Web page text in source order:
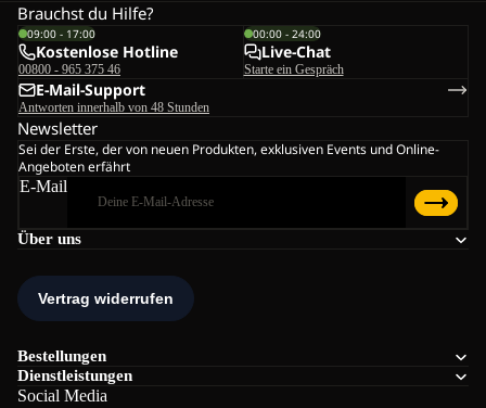
Über uns
Bestellungen
Dienstleistungen
Social Media
Brauchst du Hilfe?
09:00 - 17:00
Kostenlose Hotline
00800 - 965 375 46
00:00 - 24:00
Live-Chat
Starte ein Gespräch
E-Mail-Support
Antworten innerhalb von 48 Stunden
Newsletter
Sei der Erste, der von neuen Produkten, exklusiven Events und Online-
Angeboten erfährt
E-Mail